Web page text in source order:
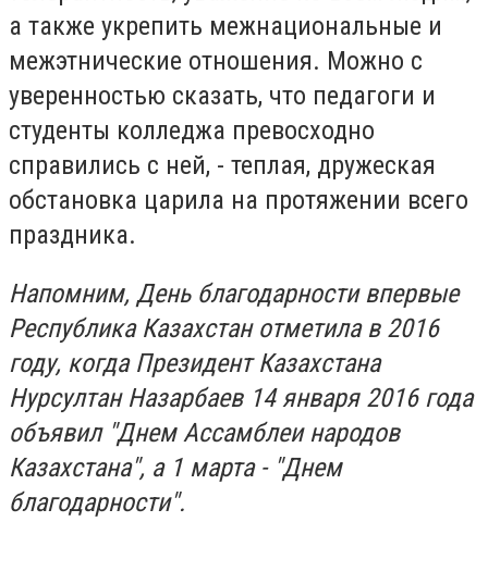
а также укрепить межнациональные и
межэтнические отношения. Можно с
уверенностью сказать, что педагоги и
студенты колледжа превосходно
справились с ней, - теплая, дружеская
обстановка царила на протяжении всего
праздника.
Напомним, День благодарности впервые
Республика Казахстан отметила в 2016
году, когда Президент Казахстана
Нурсултан Назарбаев 14 января 2016 года
объявил "Днем Ассамблеи народов
Казахстана", а 1 марта - "Днем
благодарности".